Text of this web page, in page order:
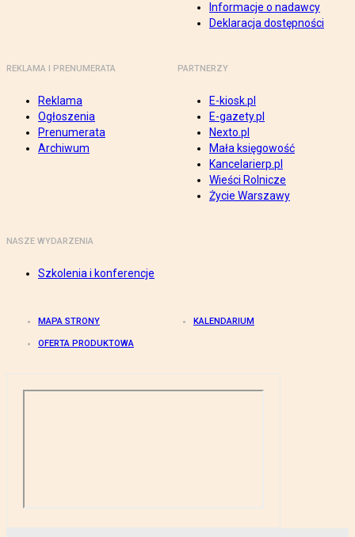
Informacje o nadawcy
Deklaracja dostępności
REKLAMA I PRENUMERATA
Reklama
Ogłoszenia
Prenumerata
Archiwum
PARTNERZY
E-kiosk.pl
E-gazety.pl
Nexto.pl
Mała księgowość
Kancelarierp.pl
Wieści Rolnicze
Życie Warszawy
NASZE WYDARZENIA
Szkolenia i konferencje
MAPA STRONY KALENDARIUM
OFERTA PRODUKTOWA